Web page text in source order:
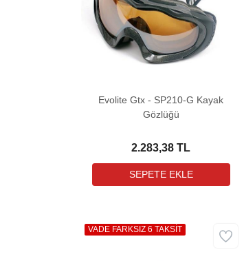
Evolite Gtx - SP210-G Kayak
Gözlüğü
2.283,38 TL
VADE FARKSIZ 6 TAKSİT